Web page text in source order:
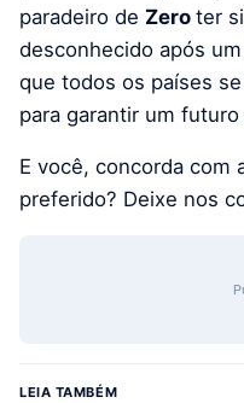
paradeiro de Zero ter
desconhecido após
que todos os países
para garantir um
E você, concorda com
preferido? Deixe nos
LEIA TAMBÉM